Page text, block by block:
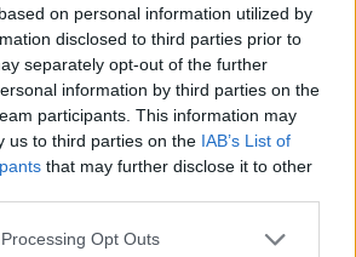
on personal information utilized by
disclosed to third parties prior to
separately opt-out of the further
information by third parties on the
participants. This information may
us to third parties on the IAB’s List of
that may further disclose it to other
website/app uses one or more Google
Opt Outs
Őrizetbe vétele után
csak részlegesen
Szervezetében
találtak.